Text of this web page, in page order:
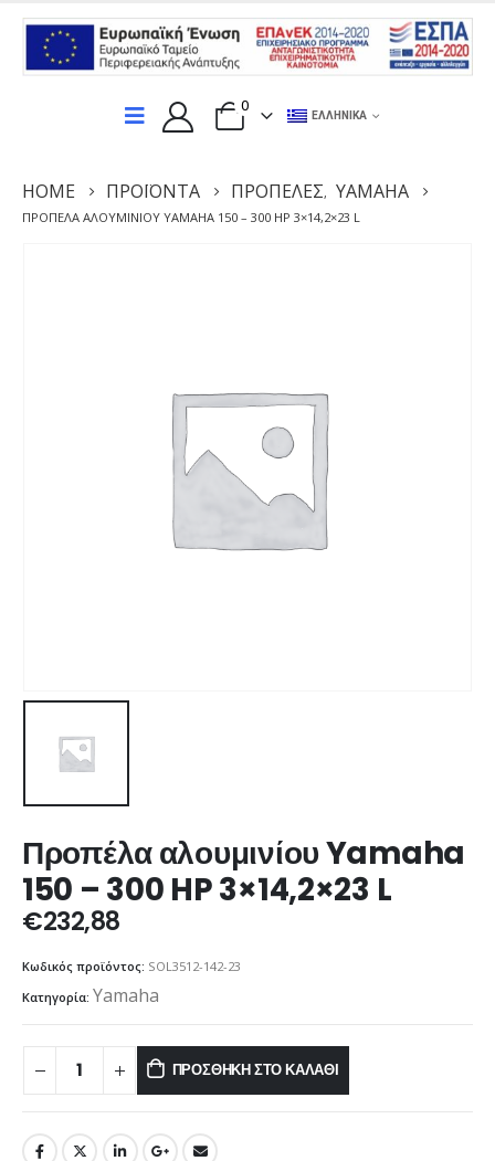
0
ΕΛΛΗΝΙΚΆ
HOME ΠΡΟΪΌΝΤΑ ΠΡΟΠΈΛΕΣ, YAMAHA
ΠΡΟΠΈΛΑ ΑΛΟΥΜΙΝΊΟΥ YAMAHA 150 – 300 HP 3×14,2×23 L
Προπέλα αλουμινίου Yamaha
150 – 300 HP 3×14,2×23 L
€232,88
Κωδικός προϊόντος: SOL3512-142-23
Κατηγορία: Yamaha
ΠΡΟΣΘΉΚΗ ΣΤΟ ΚΑΛΆΘΙ